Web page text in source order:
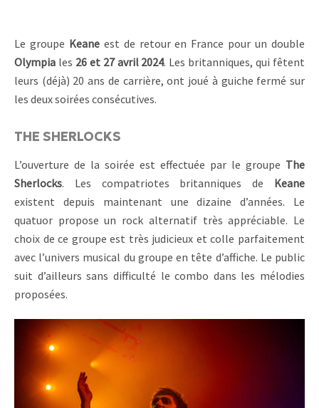
Le groupe Keaneest de retour en France pour un double
Olympia les 26 et 27 avril 2024. Les britanniques, qui fêtent
leurs (déjà) 20 ans de carrière, ont joué à guiche fermé sur
les deux soirées consécutives.
THE SHERLOCKS
L’ouverture de la soirée est effectuée par le groupe The
Sherlocks. Les compatriotes britanniques de Keane
existent depuis maintenant une dizaine d’années. Le
quatuor propose un rock alternatif très appréciable. Le
choix de ce groupe est très judicieux et colle parfaitement
avec l’univers musical du groupe en tête d’affiche. Le public
suit d’ailleurs sans difficulté le combo dans les mélodies
proposées.